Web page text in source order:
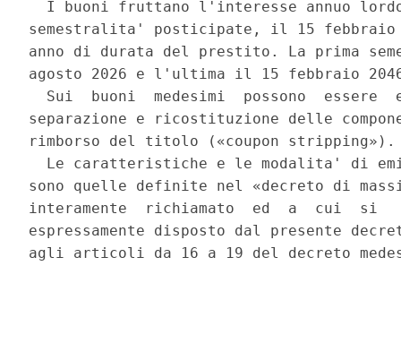
I buoni fruttano l'interesse annuo
semestralita' posticipate, il 15
anno di durata del prestito. La prima
agosto 2026 e l'ultima il 15 febbraio
Sui  buoni  medesimi  possono  essere
separazione e ricostituzione delle
rimborso del titolo («coupon
Le caratteristiche e le modalita' di
sono quelle definite nel «decreto di
interamente  richiamato  ed  a  cui  si
espressamente disposto dal presente